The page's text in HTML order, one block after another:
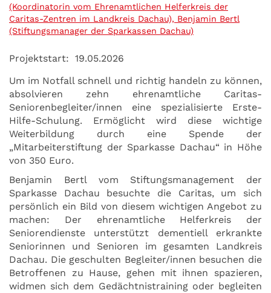
(Koordinatorin vom Ehrenamtlichen Helferkreis der
Caritas-Zentren im Landkreis Dachau), Benjamin Bertl
(Stiftungsmanager der Sparkassen Dachau)
Projektstart: 19.05.2026
Um im Notfall schnell und richtig handeln zu können,
absolvieren zehn ehrenamtliche Caritas-
Seniorenbegleiter/innen eine spezialisierte Erste-
Hilfe-Schulung. Ermöglicht wird diese wichtige
Weiterbildung durch eine Spende der
„Mitarbeiterstiftung der Sparkasse Dachau“ in Höhe
von 350 Euro.
Benjamin Bertl vom Stiftungsmanagement der
Sparkasse Dachau besuchte die Caritas, um sich
persönlich ein Bild von diesem wichtigen Angebot zu
machen: Der ehrenamtliche Helferkreis der
Seniorendienste unterstützt dementiell erkrankte
Seniorinnen und Senioren im gesamten Landkreis
Dachau. Die geschulten Begleiter/innen besuchen die
Betroffenen zu Hause, gehen mit ihnen spazieren,
widmen sich dem Gedächtnistraining oder begleiten